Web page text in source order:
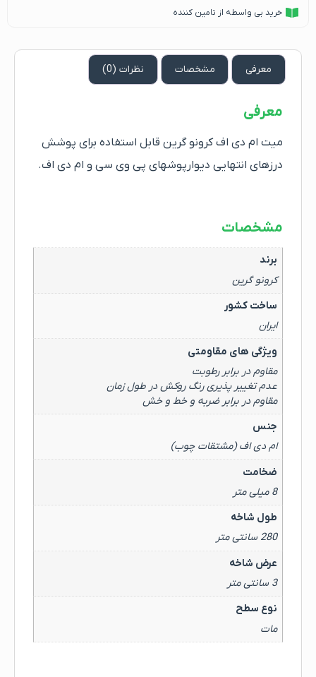
خرید بی واسطه از تامین کننده
معرفی مشخصات نظرات (0)
معرفی
میت ام دی اف کرونو گرین قابل استفاده برای پوشش
درزهای انتهایی دیوارپوشهای پی وی سی و ام دی اف.
مشخصات
برند
کرونو گرین
ساخت کشور
ایران
ویژگی های مقاومتی
مقاوم در برابر رطوبت
عدم تغییر پذیری رنگ روکش در طول زمان
مقاوم در برابر ضربه و خط و خش
جنس
ام دی اف (مشتقات چوب)
ضخامت
8 میلی متر
طول شاخه
280 سانتی متر
عرض شاخه
3 سانتی متر
نوع سطح
مات